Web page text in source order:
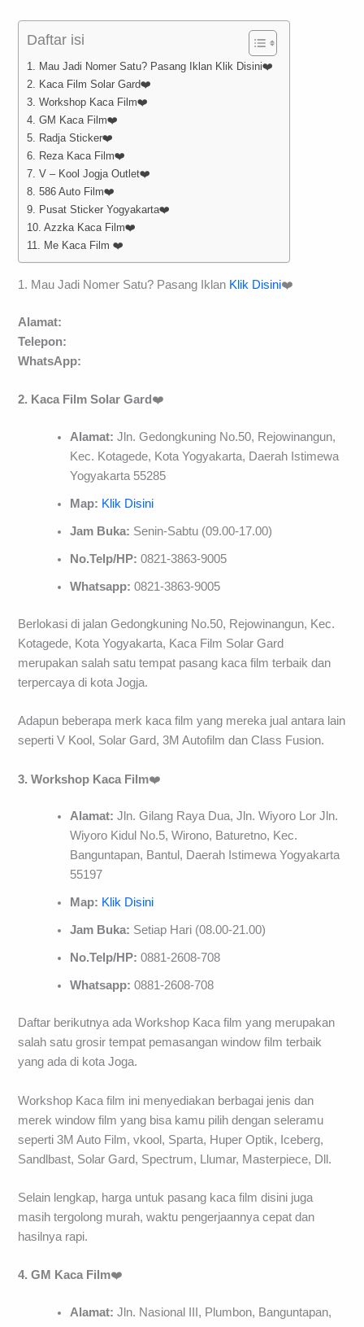
Daftar isi
1. Mau Jadi Nomer Satu? Pasang Iklan Klik Disini❤️
2. Kaca Film Solar Gard❤️
3. Workshop Kaca Film❤️
4. GM Kaca Film❤️
5. Radja Sticker❤️
6. Reza Kaca Film❤️
7. V – Kool Jogja Outlet❤️
8. 586 Auto Film❤️
9. Pusat Sticker Yogyakarta❤️
10. Azzka Kaca Film❤️
11. Me Kaca Film ❤️
1. Mau Jadi Nomer Satu? Pasang Iklan Klik Disini❤️
Alamat:
Telepon:
WhatsApp:
2. Kaca Film Solar Gard ❤️
Alamat:Jln. Gedongkuning No.50, Rejowinangun,
Kec. Kotagede, Kota Yogyakarta, Daerah Istimewa
Yogyakarta 55285
Map: Klik Disini
Jam Buka: Senin-Sabtu (09.00-17.00)
No.Telp/HP:0821-3863-9005
Whatsapp:0821-3863-9005
Berlokasi di jalan Gedongkuning No.50, Rejowinangun, Kec.
Kotagede, Kota Yogyakarta, Kaca Film Solar Gard
merupakan salah satu tempat pasang kaca film terbaik dan
terpercaya di kota Jogja.
Adapun beberapa merk kaca film yang mereka jual antara lain
seperti V Kool, Solar Gard, 3M Autofilm dan Class Fusion.
3. Workshop Kaca Film❤️
Alamat:Jln. Gilang Raya Dua, Jln. Wiyoro Lor Jln.
Wiyoro Kidul No.5, Wirono, Baturetno, Kec.
Banguntapan, Bantul, Daerah Istimewa Yogyakarta
55197
Map: Klik Disini
Jam Buka: Setiap Hari (08.00-21.00)
No.Telp/HP:0881-2608-708
Whatsapp:0881-2608-708
Daftar berikutnya ada Workshop Kaca film yang merupakan
salah satu grosir tempat pemasangan window film terbaik
yang ada di kota Joga.
Workshop Kaca film ini menyediakan berbagai jenis dan
merek window film yang bisa kamu pilih dengan seleramu
seperti 3M Auto Film, vkool, Sparta, Huper Optik, Iceberg,
Sandlbast, Solar Gard, Spectrum, Llumar, Masterpiece, Dll.
Selain lengkap, harga untuk pasang kaca film disini juga
masih tergolong murah, waktu pengerjaannya cepat dan
hasilnya rapi.
4. GM Kaca Film❤️
Alamat:Jln. Nasional III, Plumbon, Banguntapan,